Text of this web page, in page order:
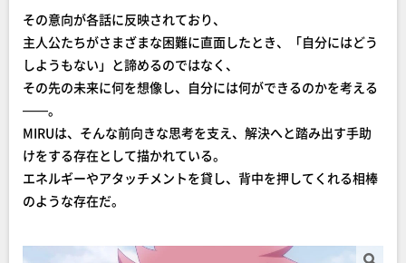
その意向が各話に反映されており、
主人公たちがさまざまな困難に直面したとき、「自分にはどう
しようもない」と諦めるのではなく、
その先の未来に何を想像し、自分には何ができるのかを考える
——。
MIRUは、そんな前向きな思考を支え、解決へと踏み出す手助
けをする存在として描かれている。
エネルギーやアタッチメントを貸し、背中を押してくれる相棒
のような存在だ。